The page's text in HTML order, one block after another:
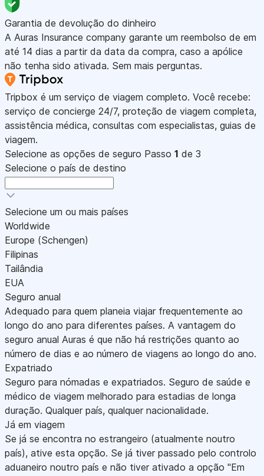
Garantia de devolução do dinheiro
A Auras Insurance company garante um reembolso de em
até 14 dias a partir da data da compra, caso a apólice
não tenha sido ativada. Sem mais perguntas.
Tripbox é um serviço de viagem completo. Você recebe:
serviço de concierge 24/7, proteção de viagem completa,
assistência médica, consultas com especialistas, guias de
viagem.
Selecione as opções de seguro Passo 1 de 3
Selecione o país de destino
Selecione um ou mais países
Worldwide
Europe (Schengen)
Filipinas
Tailândia
EUA
Seguro anual
Adequado para quem planeia viajar frequentemente ao
longo do ano para diferentes países. A vantagem do
seguro anual Auras é que não há restrições quanto ao
número de dias e ao número de viagens ao longo do ano.
Expatriado
Seguro para nómadas e expatriados. Seguro de saúde e
médico de viagem melhorado para estadias de longa
duração. Qualquer país, qualquer nacionalidade.
Já em viagem
Se já se encontra no estrangeiro (atualmente noutro
país), ative esta opção. Se já tiver passado pelo controlo
aduaneiro noutro país e não tiver ativado a opção "Em